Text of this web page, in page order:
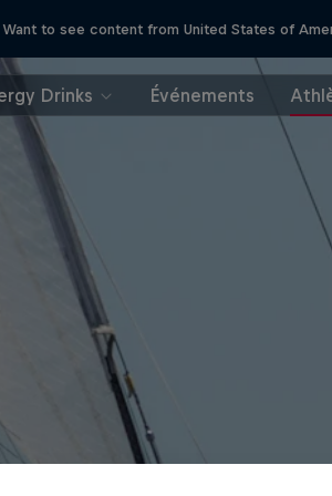
Want to see content from United States of
Drinks Événements